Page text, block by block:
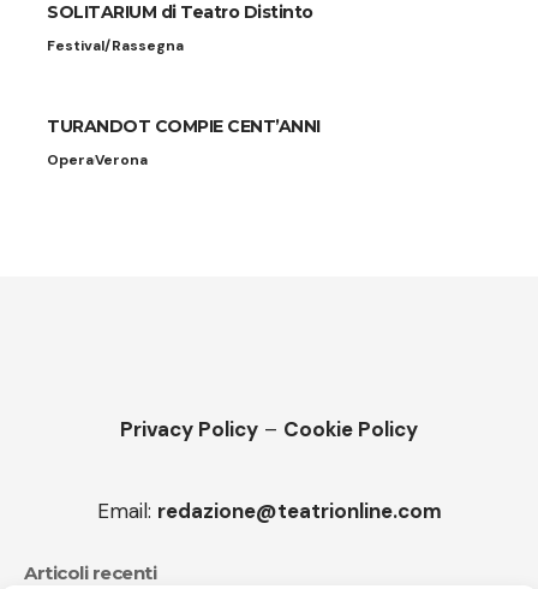
SOLITARIUM di Teatro Distinto
Festival/Rassegna
TURANDOT COMPIE CENT’ANNI
OperaVerona
Privacy Policy – Cookie Policy
Email: redazione@teatrionline.com
Articoli recenti